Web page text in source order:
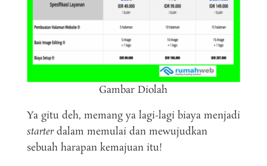
Gambar Diolah
Ya gitu deh, memang ya lagi-lagi biaya menjadi
starterdalam memulai dan mewujudkan
sebuah harapan kemajuan itu!